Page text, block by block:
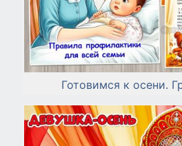
Готовимся к осени.